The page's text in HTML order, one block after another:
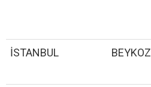
İSTANBUL BEYKOZ